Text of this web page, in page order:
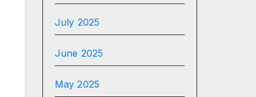
July 2025
June 2025
May 2025